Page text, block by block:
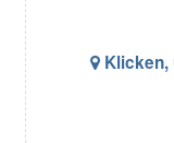
Klicken,